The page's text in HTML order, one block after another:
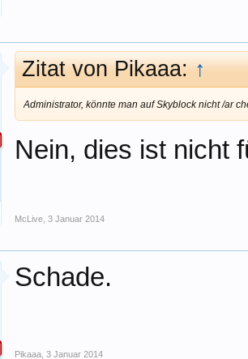
Zitat von Pikaaa:↑
Administrator, könnte man auf Skyblock nicht /ar
Nein, dies ist nicht
McLive 3 Januar 2014
Schade.
Pikaaa 3 Januar 2014